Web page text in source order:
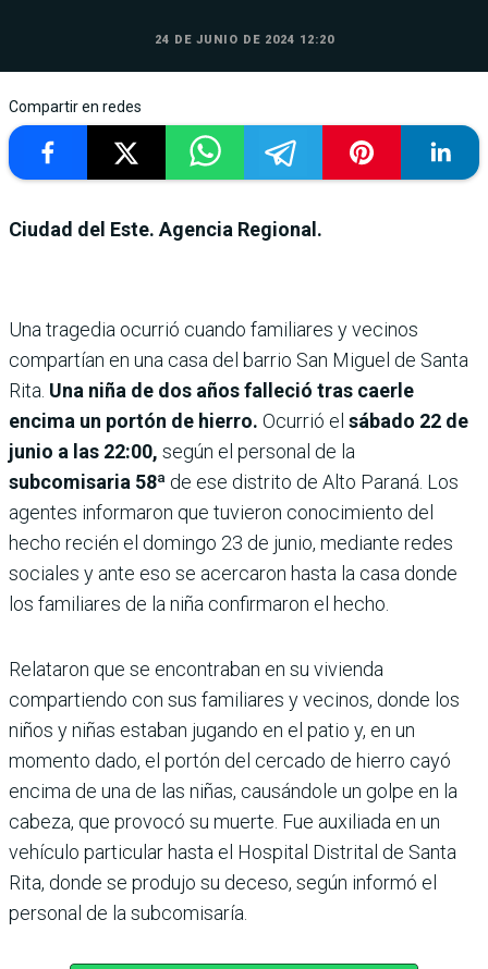
24 DE JUNIO DE 2024 12:20
Compartir en redes
Ciudad del Este. Agencia Regional.
Una tragedia ocurrió cuando familiares y vecinos
compartían en una casa del barrio San Miguel de Santa
Rita. Una niña de dos años falleció tras caerle
encima un portón de hierro. Ocurrió el sábado 22 de
junio a las 22:00, según el personal de la
subcomisaria 58ª de ese distrito de Alto Paraná. Los
agentes informaron que tuvieron conocimiento del
hecho recién el domingo 23 de junio, mediante redes
sociales y ante eso se acercaron hasta la casa donde
los familiares de la niña confirmaron el hecho.
Relataron que se encontraban en su vivienda
compartiendo con sus familiares y vecinos, donde los
niños y niñas estaban jugando en el patio y, en un
momento dado, el portón del cercado de hierro cayó
encima de una de las niñas, causándole un golpe en la
cabeza, que provocó su muerte. Fue auxiliada en un
vehículo particular hasta el Hospital Distrital de Santa
Rita, donde se produjo su deceso, según informó el
personal de la subcomisaría.